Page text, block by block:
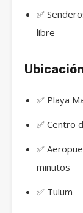
✅
libre
✅ Playa
✅ Centro
✅
minutos
✅ Tulum